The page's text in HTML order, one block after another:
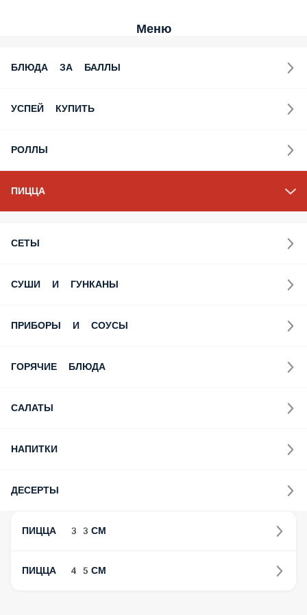
Меню
БЛЮДА ЗА БАЛЛЫ
УСПЕЙ КУПИТЬ
РОЛЛЫ
ПИЦЦА
СЕТЫ
СУШИ И ГУНКАНЫ
ПРИБОРЫ И СОУСЫ
ГОРЯЧИЕ БЛЮДА
САЛАТЫ
НАПИТКИ
ДЕСЕРТЫ
ПИЦЦА 33СМ
ПИЦЦА 45СМ